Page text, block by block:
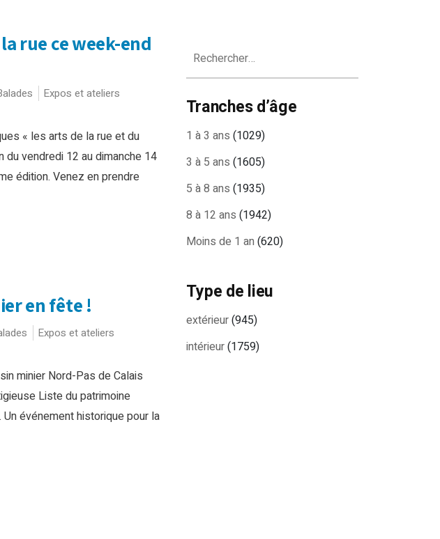
rue ce week-end
Expos et ateliers
« les arts de la rue et du
du vendredi 12 au dimanche 14
édition. Venez en prendre
en fête !
Expos et ateliers
minier Nord-Pas de Calais
Liste du patrimoine
Un événement historique pour la
Tranches d’âge
1 à 3 ans (1029)
3 à 5 ans (1605)
5 à 8 ans (1935)
8 à 12 ans (1942)
Moins de 1 an (620)
Type de lieu
extérieur(945)
intérieur(1759)